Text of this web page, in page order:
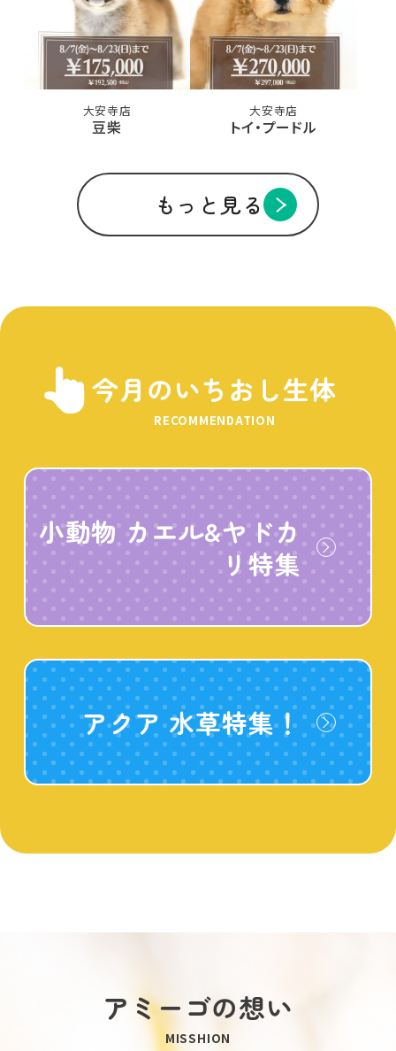
大安寺店
豆柴
大安寺店
トイ・プードル
もっと見る
今月のいちおし生体
RECOMMENDATION
小動物 カエル&ヤドカ
リ特集
アクア 水草特集！
アミーゴの想い
MISSHION